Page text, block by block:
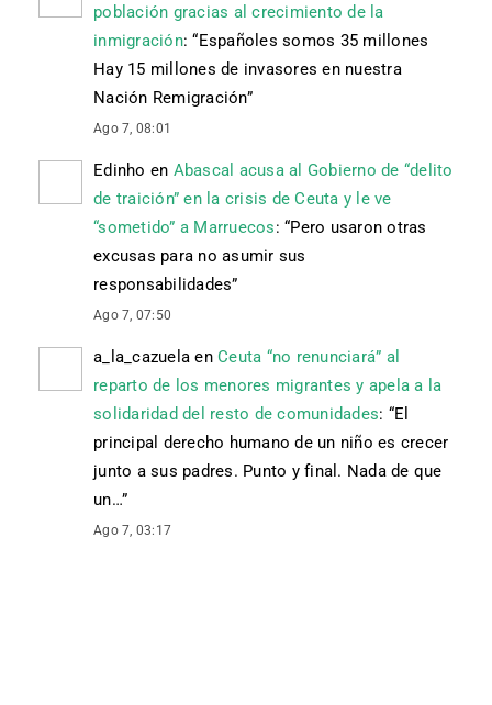
población gracias al crecimiento de la
inmigración: “Españoles somos 35 millones
Hay 15 millones de invasores en nuestra
Nación Remigración”
Ago 7, 08:01
Edinho en Abascal acusa al Gobierno de “delito
de traición” en la crisis de Ceuta y le ve
“sometido” a Marruecos: “Pero usaron otras
excusas para no asumir sus
responsabilidades”
Ago 7, 07:50
a_la_cazuela en Ceuta “no renunciará” al
reparto de los menores migrantes y apela a la
solidaridad del resto de comunidades: “El
principal derecho humano de un niño es crecer
junto a sus padres. Punto y final. Nada de que
un…”
Ago 7, 03:17